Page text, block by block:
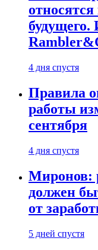
будущего.
4 дня спустя
Правила
работы
сентября
4 дня спустя
Миронов:
должен
от
5 дней спустя